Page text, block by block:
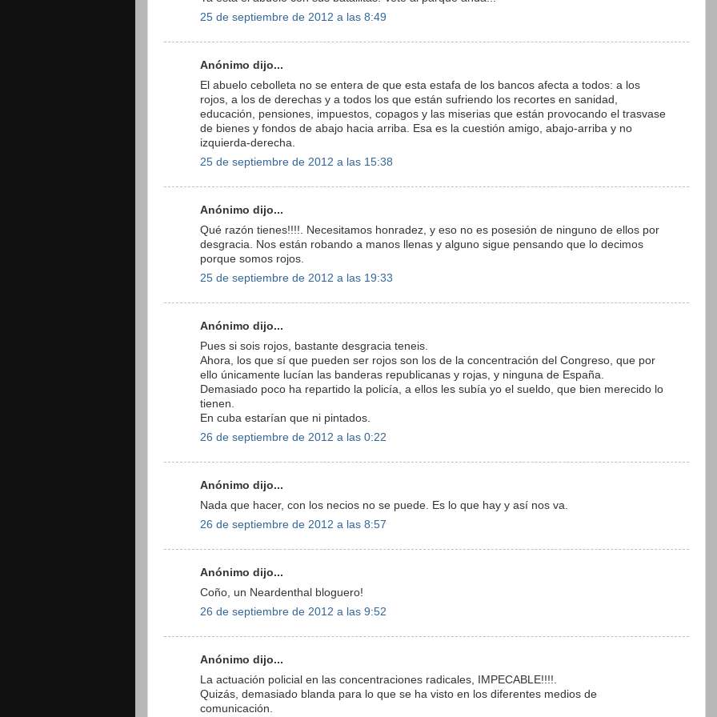
25 de septiembre de 2012 a las 8:49
Anónimo dijo...
El abuelo cebolleta no se entera de que esta estafa de los bancos afecta a todos: a los
rojos, a los de derechas y a todos los que están sufriendo los recortes en sanidad,
educación, pensiones, impuestos, copagos y las miserias que están provocando el trasvase
de bienes y fondos de abajo hacia arriba. Esa es la cuestión amigo, abajo-arriba y no
izquierda-derecha.
25 de septiembre de 2012 a las 15:38
Anónimo dijo...
Qué razón tienes!!!!. Necesitamos honradez, y eso no es posesión de ninguno de ellos por
desgracia. Nos están robando a manos llenas y alguno sigue pensando que lo decimos
porque somos rojos.
25 de septiembre de 2012 a las 19:33
Anónimo dijo...
Pues si sois rojos, bastante desgracia teneis.
Ahora, los que sí que pueden ser rojos son los de la concentración del Congreso, que por
ello únicamente lucían las banderas republicanas y rojas, y ninguna de España.
Demasiado poco ha repartido la policía, a ellos les subía yo el sueldo, que bien merecido lo
tienen.
En cuba estarían que ni pintados.
26 de septiembre de 2012 a las 0:22
Anónimo dijo...
Nada que hacer, con los necios no se puede. Es lo que hay y así nos va.
26 de septiembre de 2012 a las 8:57
Anónimo dijo...
Coño, un Neardenthal bloguero!
26 de septiembre de 2012 a las 9:52
Anónimo dijo...
La actuación policial en las concentraciones radicales, IMPECABLE!!!!.
Quizás, demasiado blanda para lo que se ha visto en los diferentes medios de
comunicación.